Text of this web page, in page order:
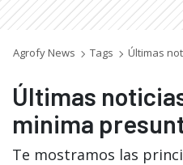
Agrofy News Tags Últimas
Últimas
minima
Te mostramos las